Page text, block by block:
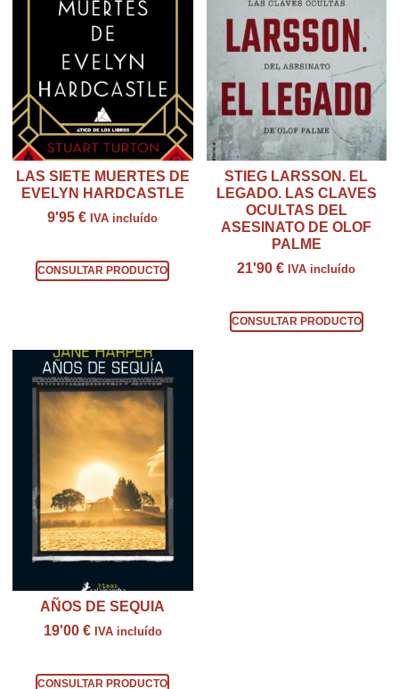
LAS SIETE MUERTES DE
EVELYN HARDCASTLE
9'95€ IVA incluído
CONSULTAR PRODUCTO
STIEG LARSSON. EL
LEGADO. LAS CLAVES
OCULTAS DEL
ASESINATO DE OLOF
PALME
21'90€ IVA incluído
CONSULTAR PRODUCTO
AÑOS DE SEQUIA
19'00 € IVA incluído
CONSULTAR PRODUCTO